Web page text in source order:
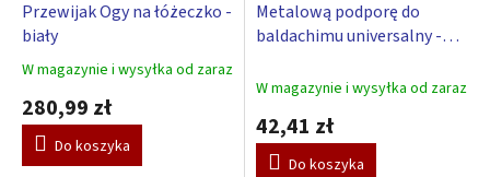
Przewijak Ogy na łóżeczko -
biały
Średnia
produktu
wynosi
5,0
W magazynie i wysyłka od zaraz
280,99 zł
Do koszyka
Metalową podporę do
baldachimu universalny -
W magazynie i wysyłka od zaraz
42,41 zł
Do koszyka